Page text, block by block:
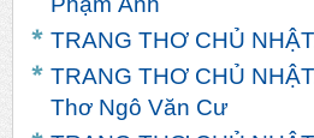
TRANG THƠ CHỦ
TRANG THƠ CHỦ
Thơ Ngô Văn Cư